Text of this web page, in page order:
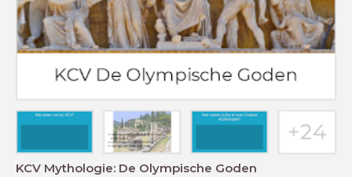
KCV Mythologie: De Olympische Goden